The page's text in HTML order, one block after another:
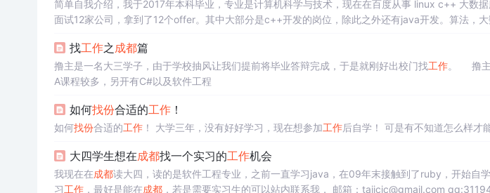
简单自我介绍，我于2017年本科毕业，专业是计算机科学与技术，现在在百度从事 linux c++ 大数
面试12家公司，拿到了12个offer。其中大部分是c++开发的岗位，除此之外还有java开发。算法，大数据，运维等
找工作之成都篇
撸主是一名大三学子，由于学校抽风让我们提前将毕业答辩完成，于是就刚好出校门找工作。 撸主本身是软件外包专业的，学习的JAV
A课程较多，另开有C#以及软件工程
如何找份合适的工作！
如何找份合适的工作！ 大学三年，没有好好学习，现在想参加工作后自学！ 可是有不知道怎么样才
大四学生想在成都找一个实习的工作机会
我现在在成都读大四，读的是软件工程专业，之前一直学习java，在09年末接触到了ruby，开始自
习工作，最好是能在成都 ，若是需要实习生的可以站内联系我， 邮箱：taijcjc@gmail.com